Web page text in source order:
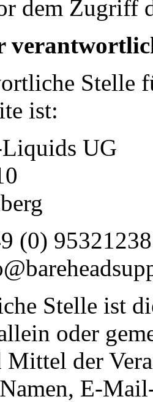
dem Zugriff
Stelle
ist:
Liquids UG
(0) 95321238
Stelle ist
oder
Mittel der
E-